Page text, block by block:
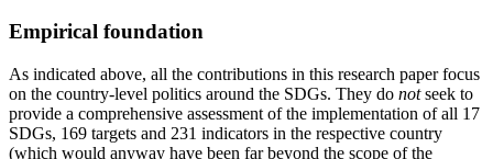
Empirical foundation
As indicated above, all the contributions in this research paper focus
on the country-level politics around the SDGs. They do notseek to
provide a com­prehensive assessment of the implementation of all 17
SDGs, 169 targets and 231 indicators in the respec­tive country
(which would anyway have been far beyond the scope of the